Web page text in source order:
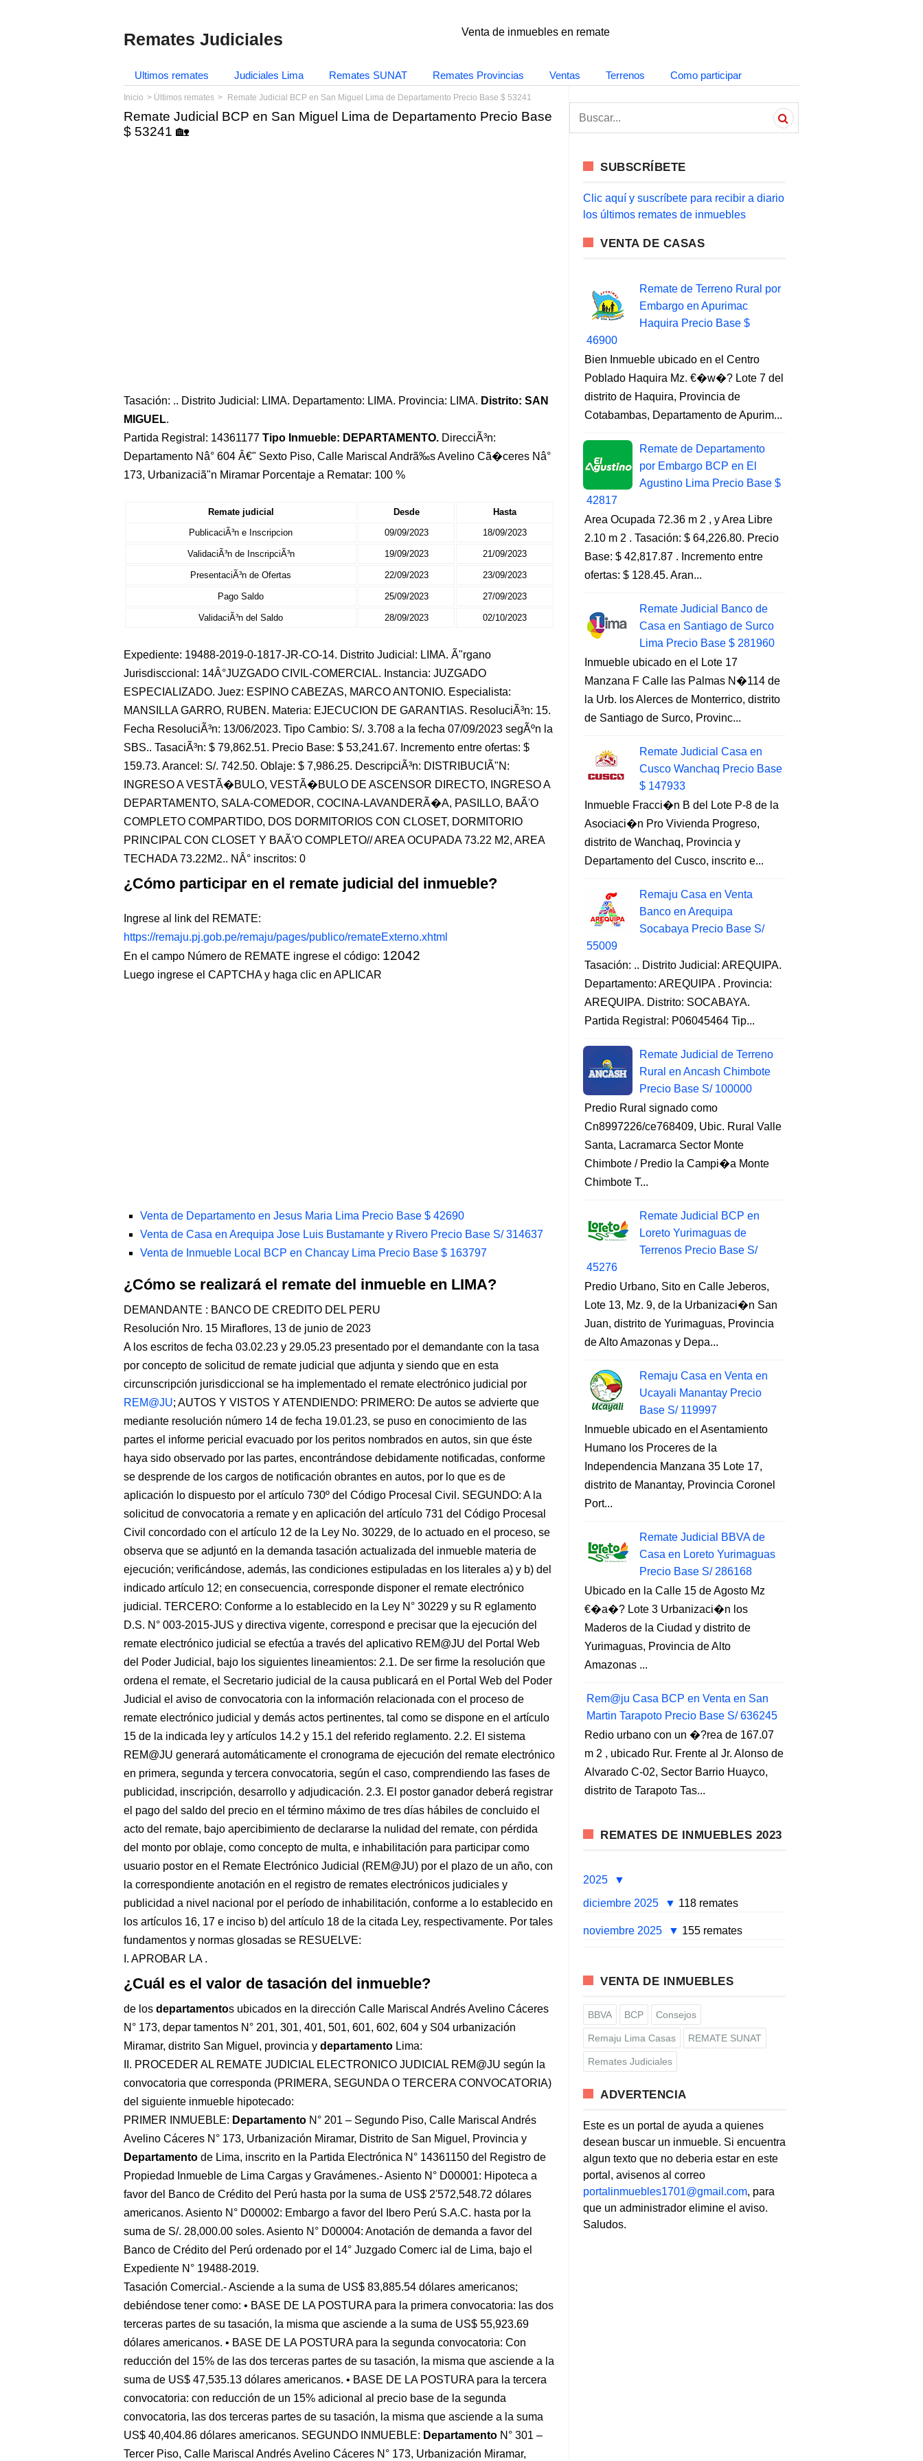
Remates Judiciales Venta de inmuebles en remate
Ultimos remates Judiciales Lima Remates SUNAT Remates Provincias Ventas Terrenos Como participar
Inicio Últimos remates Remate Judicial BCP en San Miguel Lima de Departamento Precio Base $ 53241
Remate Judicial BCP en San Miguel Lima de Departamento Precio Base
$ 53241 🏡
Tasación: .. Distrito Judicial: LIMA. Departamento: LIMA. Provincia: LIMA. Distrito: SAN
MIGUEL.
Partida Registral: 14361177 Tipo Inmueble: DEPARTAMENTO. DirecciÃ³n:
Departamento Nâ° 604 Â€" Sexto Piso, Calle Mariscal Andrã‰s Avelino Cã�ceres Nâ°
173, Urbanizaciã"n Miramar Porcentaje a Rematar: 100 %
Remate judicial Desde
Hasta
PublicaciÃ³n e Inscripcion
09/09/2023 18/09/2023
ValidaciÃ³n de InscripciÃ³n 19/09/2023 21/09/2023
PresentaciÃ³n de Ofertas 22/09/2023 23/09/2023
Pago Saldo 25/09/2023 27/09/2023
ValidaciÃ³n del Saldo 28/09/2023 02/10/2023
Expediente: 19488-2019-0-1817-JR-CO-14. Distrito Judicial: LIMA. Ã"rgano
Jurisdisccional: 14Â°JUZGADO CIVIL-COMERCIAL. Instancia: JUZGADO
ESPECIALIZADO. Juez: ESPINO CABEZAS, MARCO ANTONIO. Especialista:
MANSILLA GARRO, RUBEN. Materia: EJECUCION DE GARANTIAS. ResoluciÃ³n: 15.
Fecha ResoluciÃ³n: 13/06/2023. Tipo Cambio: S/. 3.708 a la fecha 07/09/2023 segÃºn la
SBS.. TasaciÃ³n: $ 79,862.51. Precio Base: $ 53,241.67. Incremento entre ofertas: $
159.73. Arancel: S/. 742.50. Oblaje: $ 7,986.25. DescripciÃ³n: DISTRIBUCIÃ"N:
INGRESO A VESTÃ�BULO, VESTÃ�BULO DE ASCENSOR DIRECTO, INGRESO A
DEPARTAMENTO, SALA-COMEDOR, COCINA-LAVANDERÃ�A, PASILLO, BAÃ'O
COMPLETO COMPARTIDO, DOS DORMITORIOS CON CLOSET, DORMITORIO
PRINCIPAL CON CLOSET Y BAÃ'O COMPLETO// AREA OCUPADA 73.22 M2, AREA
TECHADA 73.22M2.. NÂ° inscritos: 0
¿Cómo participar en el remate judicial del inmueble?
Ingrese al link del REMATE:
https://remaju.pj.gob.pe/remaju/pages/publico/remateExterno.xhtml
En el campo Número de REMATE ingrese el código: 12042
Luego ingrese el CAPTCHA y haga clic en APLICAR
Venta de Departamento en Jesus Maria Lima Precio Base $ 42690
Venta de Casa en Arequipa Jose Luis Bustamante y Rivero Precio Base S/ 314637
Venta de Inmueble Local BCP en Chancay Lima Precio Base $ 163797
¿Cómo se realizará el remate del inmueble en LIMA?
DEMANDANTE : BANCO DE CREDITO DEL PERU
Resolución Nro. 15 Miraflores, 13 de junio de 2023
A los escritos de fecha 03.02.23 y 29.05.23 presentado por el demandante con la tasa
por concepto de solicitud de remate judicial que adjunta y siendo que en esta
circunscripción jurisdiccional se ha implementado el remate electrónico judicial por
REM@JU; AUTOS Y VISTOS Y ATENDIENDO: PRIMERO: De autos se advierte que
mediante resolución número 14 de fecha 19.01.23, se puso en conocimiento de las
partes el informe pericial evacuado por los peritos nombrados en autos, sin que éste
haya sido observado por las partes, encontrándose debidamente notificadas, conforme
se desprende de los cargos de notificación obrantes en autos, por lo que es de
aplicación lo dispuesto por el artículo 730º del Código Procesal Civil. SEGUNDO: A la
solicitud de convocatoria a remate y en aplicación del artículo 731 del Código Procesal
Civil concordado con el artículo 12 de la Ley No. 30229, de lo actuado en el proceso, se
observa que se adjuntó en la demanda tasación actualizada del inmueble materia de
ejecución; verificándose, además, las condiciones estipuladas en los literales a) y b) del
indicado artículo 12; en consecuencia, corresponde disponer el remate electrónico
judicial. TERCERO: Conforme a lo establecido en la Ley N° 30229 y su R eglamento
D.S. N° 003-2015-JUS y directiva vigente, correspond e precisar que la ejecución del
remate electrónico judicial se efectúa a través del aplicativo REM@JU del Portal Web
del Poder Judicial, bajo los siguientes lineamientos: 2.1. De ser firme la resolución que
ordena el remate, el Secretario judicial de la causa publicará en el Portal Web del Poder
Judicial el aviso de convocatoria con la información relacionada con el proceso de
remate electrónico judicial y demás actos pertinentes, tal como se dispone en el artículo
15 de la indicada ley y artículos 14.2 y 15.1 del referido reglamento. 2.2. El sistema
REM@JU generará automáticamente el cronograma de ejecución del remate electrónico
en primera, segunda y tercera convocatoria, según el caso, comprendiendo las fases de
publicidad, inscripción, desarrollo y adjudicación. 2.3. El postor ganador deberá registrar
el pago del saldo del precio en el término máximo de tres días hábiles de concluido el
acto del remate, bajo apercibimiento de declararse la nulidad del remate, con pérdida
del monto por oblaje, como concepto de multa, e inhabilitación para participar como
usuario postor en el Remate Electrónico Judicial (REM@JU) por el plazo de un año, con
la correspondiente anotación en el registro de remates electrónicos judiciales y
publicidad a nivel nacional por el período de inhabilitación, conforme a lo establecido en
los artículos 16, 17 e inciso b) del artículo 18 de la citada Ley, respectivamente. Por tales
fundamentos y normas glosadas se RESUELVE:
I. APROBAR LA .
¿Cuál es el valor de tasación del inmueble?
de los departamentos ubicados en la dirección Calle Mariscal Andrés Avelino Cáceres
N° 173, depar tamentos N° 201, 301, 401, 501, 601, 602, 604 y S04 urbanización
Miramar, distrito San Miguel, provincia y departamento Lima:
II. PROCEDER AL REMATE JUDICIAL ELECTRONICO JUDICIAL REM@JU según la
convocatoria que corresponda (PRIMERA, SEGUNDA O TERCERA CONVOCATORIA)
del siguiente inmueble hipotecado:
PRIMER INMUEBLE: Departamento N° 201 – Segundo Piso, Calle Mariscal Andrés
Avelino Cáceres N° 173, Urbanización Miramar, Distrito de San Miguel, Provincia y
Departamento de Lima, inscrito en la Partida Electrónica N° 14361150 del Registro de
Propiedad Inmueble de Lima Cargas y Gravámenes.- Asiento N° D00001: Hipoteca a
favor del Banco de Crédito del Perú hasta por la suma de US$ 2'572,548.72 dólares
americanos. Asiento N° D00002: Embargo a favor del Ibero Perú S.A.C. hasta por la
suma de S/. 28,000.00 soles. Asiento N° D00004: Anotación de demanda a favor del
Banco de Crédito del Perú ordenado por el 14° Juzgado Comerc ial de Lima, bajo el
Expediente N° 19488-2019.
Tasación Comercial.- Asciende a la suma de US$ 83,885.54 dólares americanos;
debiéndose tener como: • BASE DE LA POSTURA para la primera convocatoria: las dos
terceras partes de su tasación, la misma que asciende a la suma de US$ 55,923.69
dólares americanos. • BASE DE LA POSTURA para la segunda convocatoria: Con
reducción del 15% de las dos terceras partes de su tasación, la misma que asciende a la
suma de US$ 47,535.13 dólares americanos. • BASE DE LA POSTURA para la tercera
convocatoria: con reducción de un 15% adicional al precio base de la segunda
convocatoria, las dos terceras partes de su tasación, la misma que asciende a la suma
US$ 40,404.86 dólares americanos. SEGUNDO INMUEBLE: Departamento N° 301 –
Tercer Piso, Calle Mariscal Andrés Avelino Cáceres N° 173, Urbanización Miramar,
a
SUBSCRÍBETE
Clic aquí y suscríbete para recibir a diario
los últimos remates de inmuebles
VENTA DE CASAS
Remate de Terreno Rural por
Embargo en Apurimac
Haquira Precio Base $
46900
Bien Inmueble ubicado en el Centro
Poblado Haquira Mz. €�w�? Lote 7 del
distrito de Haquira, Provincia de
Cotabambas, Departamento de Apurim...
Remate de Departamento
por Embargo BCP en El
Agustino Lima Precio Base $
42817
Area Ocupada 72.36 m 2 , y Area Libre
2.10 m 2 . Tasación: $ 64,226.80. Precio
Base: $ 42,817.87 . Incremento entre
ofertas: $ 128.45. Aran...
Remate Judicial Banco de
Casa en Santiago de Surco
Lima Precio Base $ 281960
Inmueble ubicado en el Lote 17
Manzana F Calle las Palmas N�114 de
la Urb. los Alerces de Monterrico, distrito
de Santiago de Surco, Provinc...
Remate Judicial Casa en
Cusco Wanchaq Precio Base
$ 147933
Inmueble Fracci�n B del Lote P-8 de la
Asociaci�n Pro Vivienda Progreso,
distrito de Wanchaq, Provincia y
Departamento del Cusco, inscrito e...
Remaju Casa en Venta
Banco en Arequipa
Socabaya Precio Base S/
55009
Tasación: .. Distrito Judicial: AREQUIPA.
Departamento: AREQUIPA . Provincia:
AREQUIPA. Distrito: SOCABAYA.
Partida Registral: P06045464 Tip...
Remate Judicial de Terreno
Rural en Ancash Chimbote
Precio Base S/ 100000
Predio Rural signado como
Cn8997226/ce768409, Ubic. Rural Valle
Santa, Lacramarca Sector Monte
Chimbote / Predio la Campi�a Monte
Chimbote T...
Remate Judicial BCP en
Loreto Yurimaguas de
Terrenos Precio Base S/
45276
Predio Urbano, Sito en Calle Jeberos,
Lote 13, Mz. 9, de la Urbanizaci�n San
Juan, distrito de Yurimaguas, Provincia
de Alto Amazonas y Depa...
Remaju Casa en Venta en
Ucayali Manantay Precio
Base S/ 119997
Inmueble ubicado en el Asentamiento
Humano los Proceres de la
Independencia Manzana 35 Lote 17,
distrito de Manantay, Provincia Coronel
Port...
Remate Judicial BBVA de
Casa en Loreto Yurimaguas
Precio Base S/ 286168
Ubicado en la Calle 15 de Agosto Mz
€�a�? Lote 3 Urbanizaci�n los
Maderos de la Ciudad y distrito de
Yurimaguas, Provincia de Alto
Amazonas ...
Rem@ju Casa BCP en Venta en San
Martin Tarapoto Precio Base S/ 636245
Redio urbano con un �?rea de 167.07
m 2 , ubicado Rur. Frente al Jr. Alonso de
Alvarado C-02, Sector Barrio Huayco,
distrito de Tarapoto Tas...
REMATES DE INMUEBLES 2023
2025
diciembre 2025
118 remates
noviembre 2025 155 remates
VENTA DE INMUEBLES
BBVA BCP Consejos
Remaju Lima Casas REMATE SUNAT
Remates Judiciales
ADVERTENCIA
Este es un portal de ayuda a quienes
desean buscar un inmueble. Si encuentra
algun texto que no deberia estar en este
portal, avisenos al correo
portalinmuebles1701@gmail.com, para
que un administrador elimine el aviso.
Saludos.